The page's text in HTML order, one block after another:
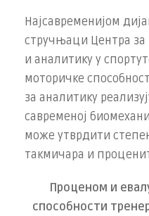
Најсавременијом
стручњаци Центра
и аналитику у
моторичке
за аналитику
савременој
може утврдити
такмичара и
Проценом и
способности